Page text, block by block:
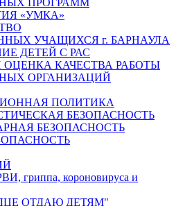
ПРОГРАММ
«УМКА»
УЧАЩИХСЯ г. БАРНАУЛА
ДЕТЕЙ С РАС
КАЧЕСТВА РАБОТЫ
ОРГАНИЗАЦИЙ
ПОЛИТИКА
БЕЗОПАСНОСТЬ
БЕЗОПАСНОСТЬ
гриппа, короновируса и
ОТДАЮ ДЕТЯМ"